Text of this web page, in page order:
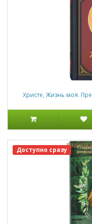
Христе, Жизнь моя.
Доступно сразу